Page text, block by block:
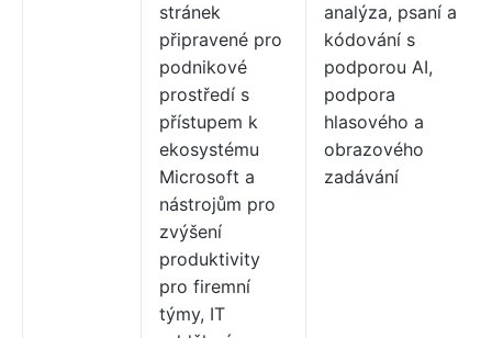
stránek
připravené pro
podnikové
prostředí s
přístupem k
ekosystému
Microsoft a
nástrojům pro
zvýšení
produktivity
pro firemní
týmy, IT
analýza, psaní a
kódování s
podporou AI,
podpora
hlasového a
obrazového
zadávání